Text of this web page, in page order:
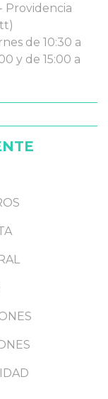
Providencia
de 10:30 a
y de 15:00 a